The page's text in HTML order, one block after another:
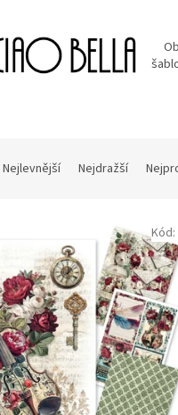
Nejlevnější Nejdražší
Kód: